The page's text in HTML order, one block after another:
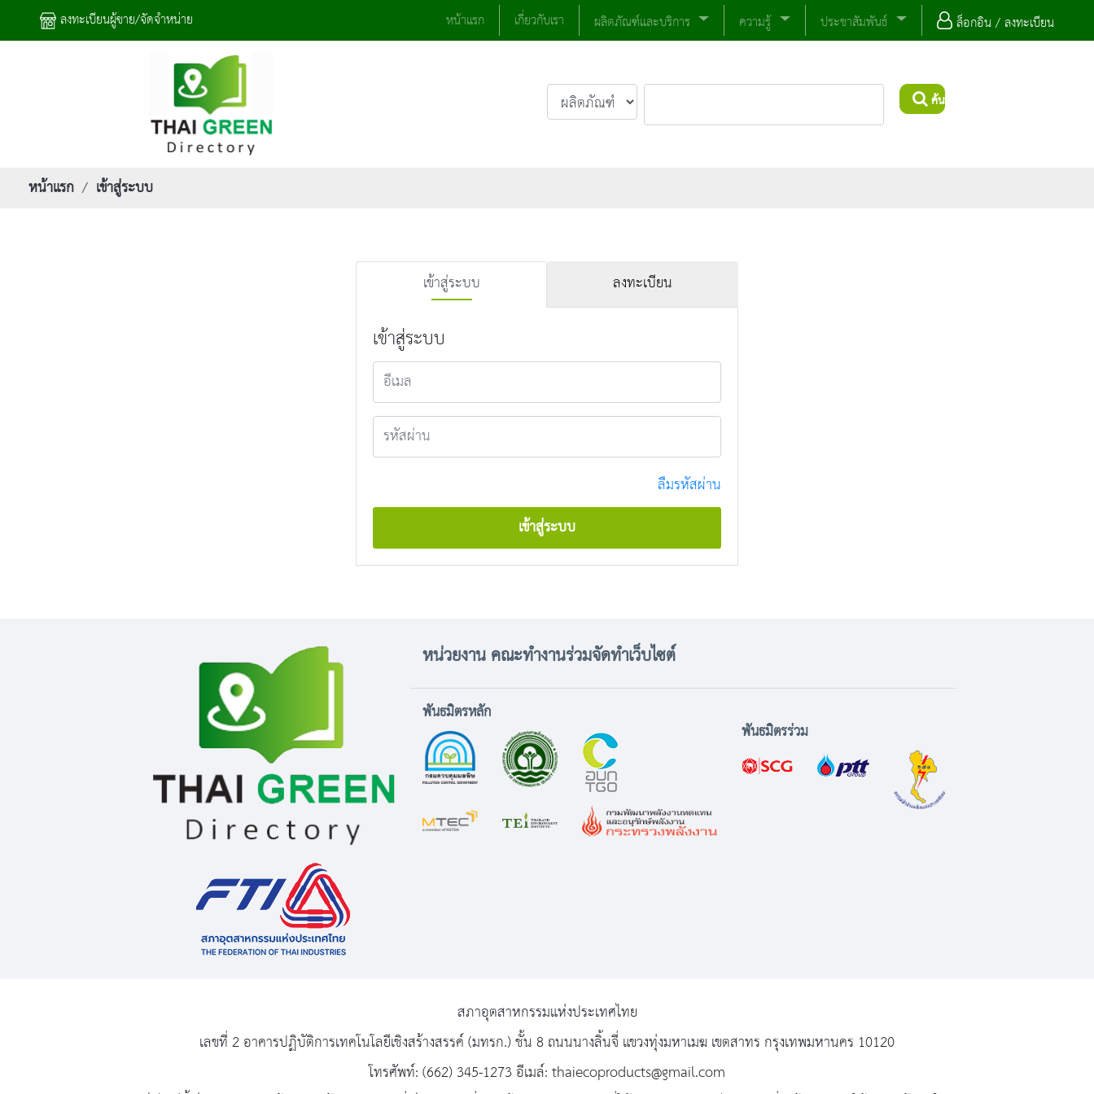
ลงทะเบียนผู้ขาย/จัดจำหน่าย หน้าแรก เกี่ยวกับเรา ผลิตภัณฑ์และบริการ ความรู้ ประชาสัมพันธ์ ล็อกอิน / ลงทะเบียน
ค้นหา
หน้าแรก / เข้าสู่ระบบ
เข้าสู่ระบบ ลงทะเบียน
เข้าสู่ระบบ
ลืมรหัสผ่าน
เข้าสู่ระบบ
หน่วยงาน คณะทำงานร่วมจัดทำเว็บไซต์
พันธมิตรหลัก
พันธมิตรร่วม
สภาอุตสาหกรรมแห่งประเทศไทย
เลขที่ 2 อาคารปฏิบัติการเทคโนโลยีเชิงสร้างสรรค์ (มทรก.) ชั้น 8 ถนนนางลิ้นจี่ แขวงทุ่งมหาเมฆ เขตสาทร กรุงเทพมหานคร 10120
โทรศัพท์: (662) 345-1273 อีเมล์: thaiecoproducts@gmail.com